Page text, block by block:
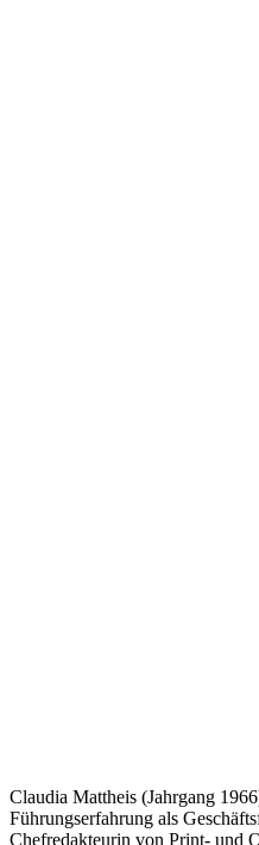
Claudia Mattheis (Jahrgang
Führungserfahrung als
Chefredakteurin von Print- und